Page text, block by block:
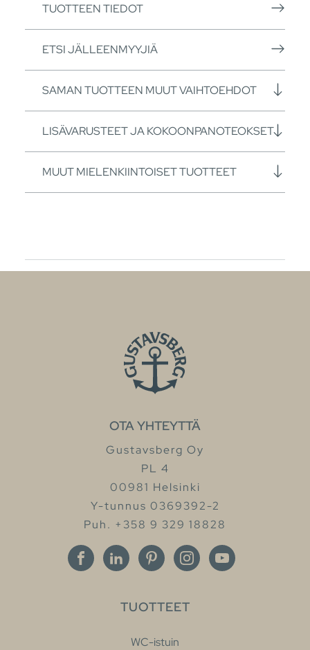
TUOTTEEN TIEDOT
ETSI JÄLLEENMYYJIÄ
SAMAN TUOTTEEN MUUT VAIHTOEHDOT
LISÄVARUSTEET JA KOKOONPANOTEOKSET
MUUT MIELENKIINTOISET TUOTTEET
OTA YHTEYTTÄ
Gustavsberg Oy
PL 4
00981 Helsinki
Y-tunnus 0369392-2
Puh. +358 9 329 18828
TUOTTEET
WC-istuin